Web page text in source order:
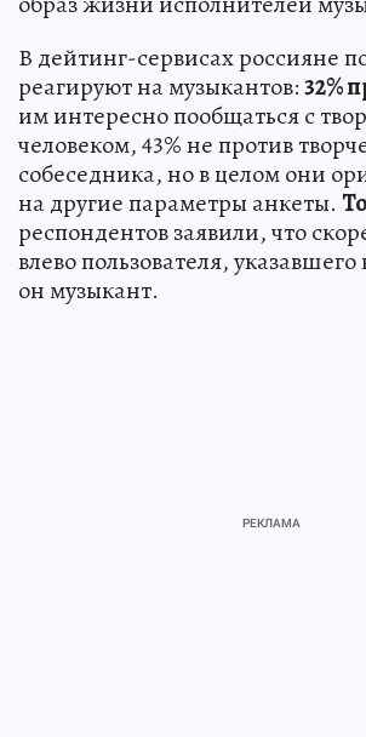
В дейтинг-сервисах россияне
реагируют на музыкантов:32%
им интересно пообщаться с
человеком, 43% не против
собеседника, но в целом они
на другие параметры анкеты.
респондентов заявили, что
влево пользователя, указавшего
он музыкант.